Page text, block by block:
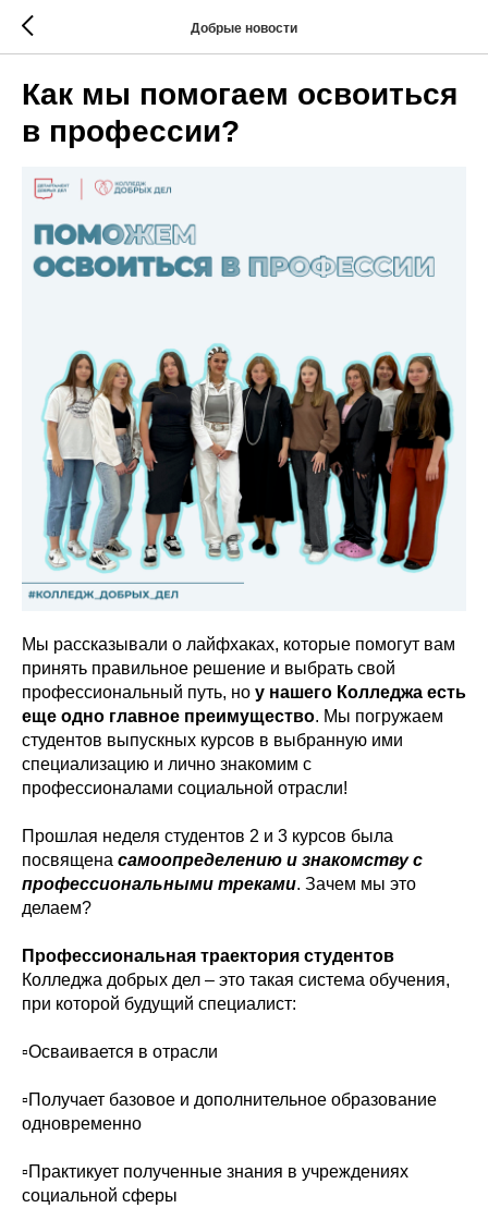
Добрые новости
Как мы помогаем освоиться
в профессии?
Мы рассказывали о лайфхаках, которые помогут вам
принять правильное решение и выбрать свой
профессиональный путь, но у нашего Колледжа есть
еще одно главное преимущество. Мы погружаем
студентов выпускных курсов в выбранную ими
специализацию и лично знакомим с
профессионалами социальной отрасли!
Прошлая неделя студентов 2 и 3 курсов была
посвящена самоопределению и знакомству с
профессиональными треками. Зачем мы это
делаем?
Профессиональная траектория студентов
Колледжа добрых дел – это такая система обучения,
при которой будущий специалист:
▫️Осваивается в отрасли
▫️Получает базовое и дополнительное образование
одновременно
▫️Практикует полученные знания в учреждениях
социальной сферы